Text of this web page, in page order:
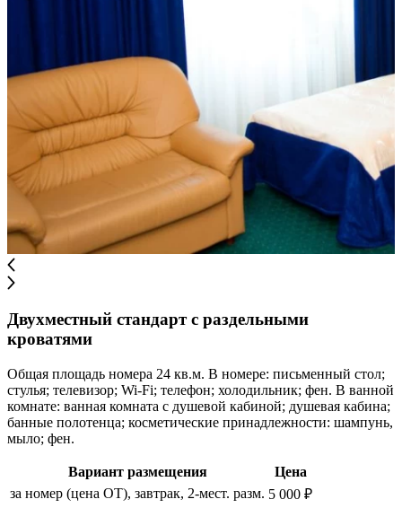
Двухместный стандарт с раздельными
кроватями
Общая площадь номера 24 кв.м. В номере: письменный стол;
стулья; телевизор; Wi-Fi; телефон; холодильник; фен. В ванной
комнате: ванная комната с душевой кабиной; душевая кабина;
банные полотенца; косметические принадлежности: шампунь,
мыло; фен.
Вариант размещения
Цена
за номер (цена ОТ), завтрак, 2-мест. разм. 5 000 ₽